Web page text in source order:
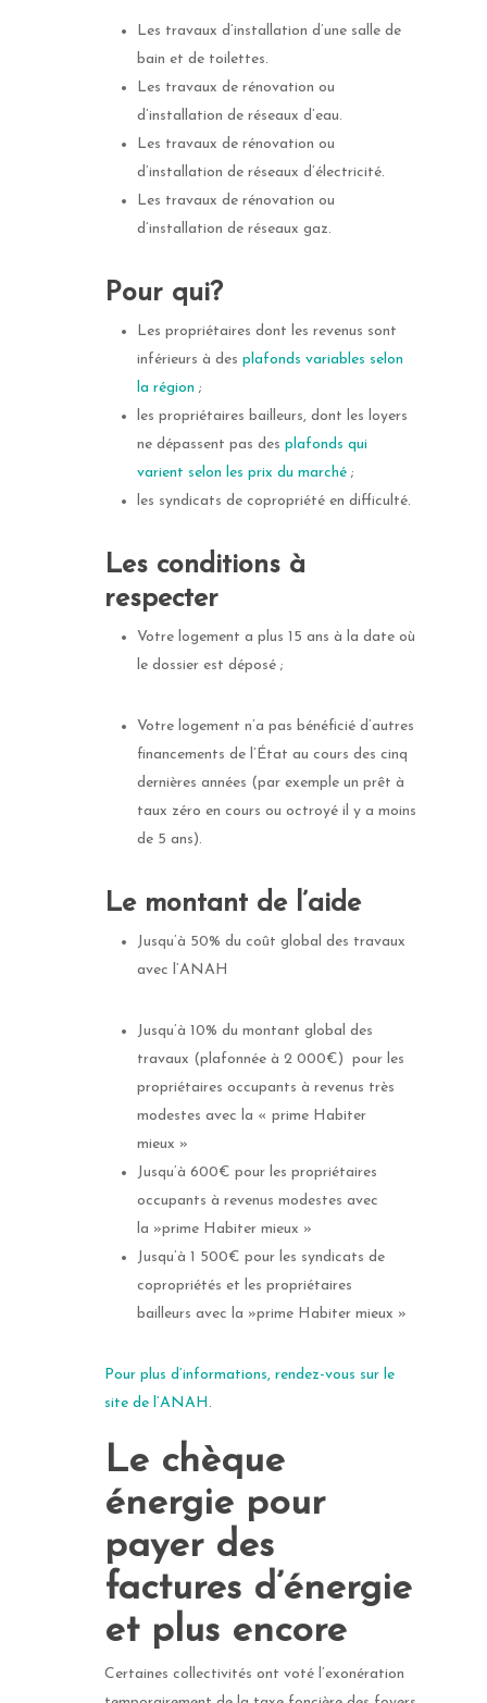
Les travaux d’installation d’une salle de
bain et de toilettes.
Les travaux de rénovation ou
d’installation de réseaux d’eau.
Les travaux de rénovation ou
d’installation de réseaux d’électricité.
Les travaux de rénovation ou
d’installation de réseaux gaz.
Pour qui?
Les propriétaires dont les revenus sont
inférieurs à des plafonds variables selon
la région ;
les propriétaires bailleurs, dont les loyers
ne dépassent pas des plafonds qui
varient selon les prix du marché ;
les syndicats de copropriété en difficulté.
Les conditions à
respecter
Votre logement a plus 15 ans à la date où
le dossier est déposé ;
Votre logement n’a pas bénéficié d’autres
financements de l’État au cours des cinq
dernières années (par exemple un prêt à
taux zéro en cours ou octroyé il y a moins
de 5 ans).
Le montant de l’aide
Jusqu’à 50% du coût global des travaux
avec l’ANAH
Jusqu’à 10% du montant global des
travaux (plafonnée à 2 000€) pour les
propriétaires occupants à revenus très
modestes avec la « prime Habiter
mieux »
Jusqu’à 600€ pour les propriétaires
occupants à revenus modestes avec
la »prime Habiter mieux »
Jusqu’à 1 500€ pour les syndicats de
copropriétés et les propriétaires
bailleurs avec la »prime Habiter mieux »
Pour plus d’informations, rendez-vous sur le
site de l’ANAH .
Le chèque
énergie pour
payer des
factures d’énergie
et plus encore
Certaines collectivités ont voté l’exonération